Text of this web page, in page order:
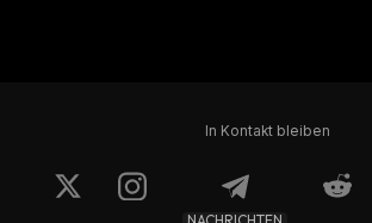
In Kontakt bleiben